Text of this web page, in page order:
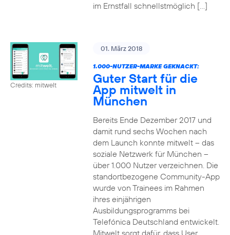
im Ernstfall schnellstmöglich […]
Credits: mitwelt
01. März 2018
1.000-NUTZER-MARKE GEKNACKT:
Guter Start für die
App mitwelt in
München
Bereits Ende Dezember 2017 und
damit rund sechs Wochen nach
dem Launch konnte mitwelt – das
soziale Netzwerk für München –
über 1.000 Nutzer verzeichnen. Die
standortbezogene Community-App
wurde von Trainees im Rahmen
ihres einjährigen
Ausbildungsprogramms bei
Telefónica Deutschland entwickelt.
Mitwelt sorgt dafür, dass User